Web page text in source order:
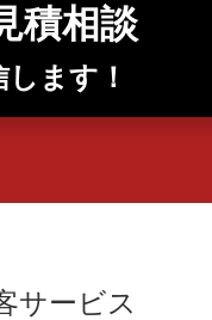
積相談
ます！
サービス